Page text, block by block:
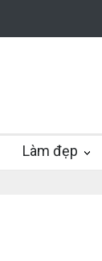
Làm đẹp